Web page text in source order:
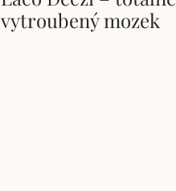
vytroubený mozek